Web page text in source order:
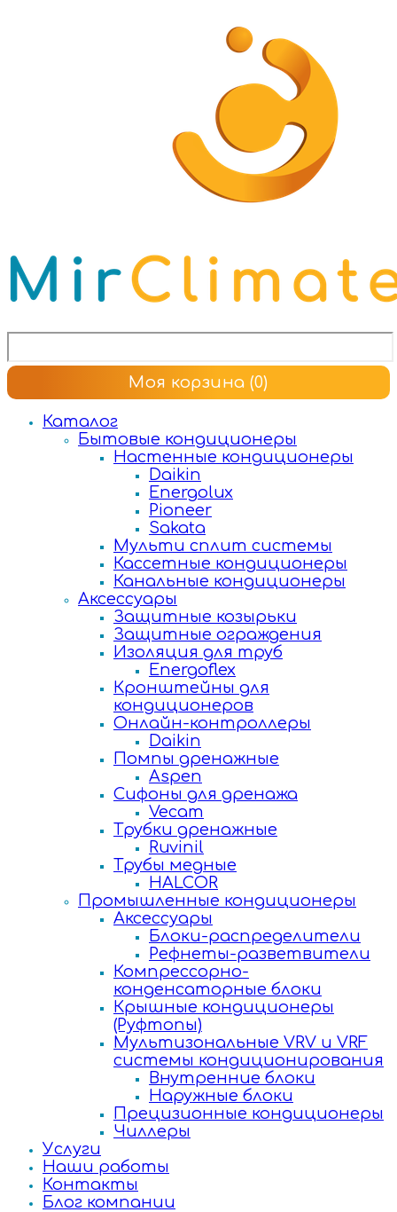
Моя корзина (0)
Каталог
Бытовые кондиционеры
Настенные кондиционеры
Daikin
Energolux
Pioneer
Sakata
Мульти сплит системы
Кассетные кондиционеры
Канальные кондиционеры
Аксессуары
Защитные козырьки
Защитные ограждения
Изоляция для труб
Energoflex
Кронштейны для
кондиционеров
Онлайн-контроллеры
Daikin
Помпы дренажные
Aspen
Сифоны для дренажа
Vecam
Трубки дренажные
Ruvinil
Трубы медные
HALCOR
Промышленные кондиционеры
Аксессуары
Блоки-распределители
Рефнеты-разветвители
Компрессорно-
конденсаторные блоки
Крышные кондиционеры
(Руфтопы)
Мультизональные VRV и VRF
системы кондиционирования
Внутренние блоки
Наружные блоки
Прецизионные кондиционеры
Чиллеры
Услуги
Наши работы
Контакты
Блог компании